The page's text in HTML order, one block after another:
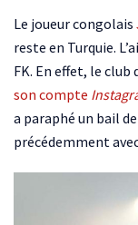
Le joueur congolais
reste en Turquie.
FK. En effet, le
son compte
a paraphé un bail
précédemment